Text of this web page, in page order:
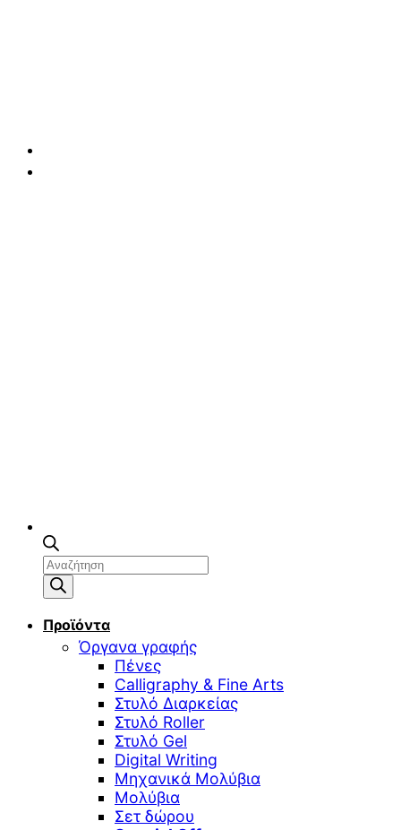
Αναζήτηση
προϊόντων
Προϊόντα
Όργανα γραφής
Πένες
Calligraphy & Fine Arts
Στυλό Διαρκείας
Στυλό Roller
Στυλό Gel
Digital Writing
Μηχανικά Μολύβια
Μολύβια
Σετ δώρου